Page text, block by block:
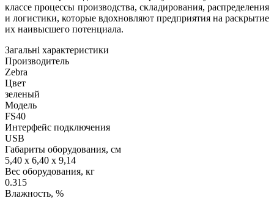
классе процессы производства, складирования, распределения
и логистики, которые вдохновляют предприятия на раскрытие
их наивысшего потенциала.
Загальні характеристики
Производитель
Zebra
Цвет
зеленый
Модель
FS40
Интерфейс подключения
USB
Габариты оборудования, см
5,40 x 6,40 x 9,14
Вес оборудования, кг
0.315
Влажность, %